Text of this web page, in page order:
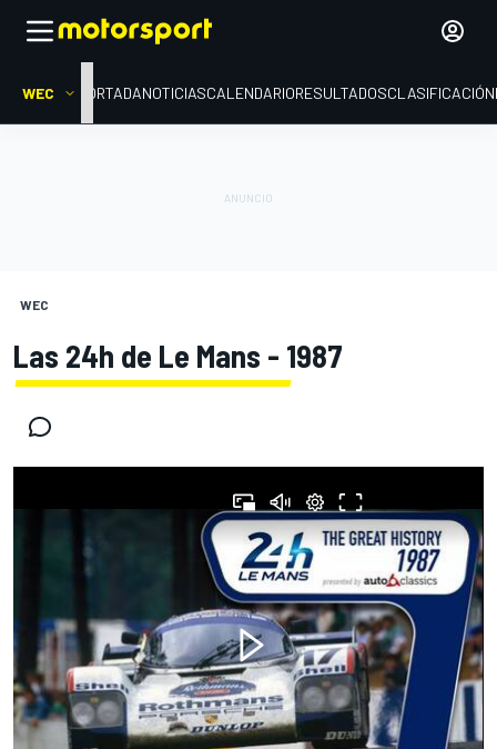
WEC PORTADANOTICIASCALENDARIORESULTADOSCLASIFICACIÓN
WEC
Las 24h de Le Mans - 1987